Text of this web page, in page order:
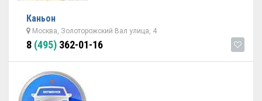
Каньон
Москва, Золоторожский Вал улица, 4
8 (495) 362-01-16